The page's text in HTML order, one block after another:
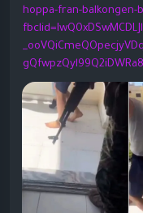
hoppa-fran-balkongen-